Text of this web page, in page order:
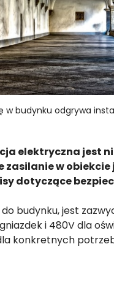
w budynku odgrywa
elektryczna jest
w
dotyczące
budynku, jest
i 480V dla
konkretnych